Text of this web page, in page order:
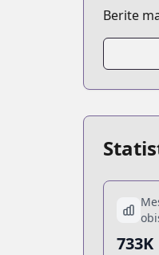
Berite
733K